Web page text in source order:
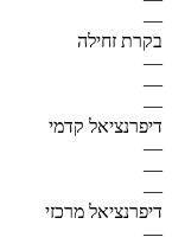
—
בקרת זחילה
—
—
—
דיפרנציאל קדמי
—
—
—
דיפרנציאל מרכזי
—